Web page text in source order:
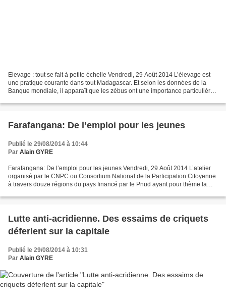
Elevage : tout se fait à petite échelle Vendredi, 29 Août 2014 L’élevage est
une pratique courante dans tout Madagascar. Et selon les données de la
Banque mondiale, il apparaît que les zébus ont une importance particulière
Farafangana: De l’emploi pour les jeunes
Publié le 29/08/2014 à 10:44
Par Alain GYRE
Farafangana: De l’emploi pour les jeunes Vendredi, 29 Août 2014 L’atelier
organisé par le CNPC ou Consortium National de la Participation Citoyenne
à travers douze régions du pays financé par le Pnud ayant pour thème la
Lutte anti-acridienne. Des essaims de criquets
déferlent sur la capitale
Publié le 29/08/2014 à 10:31
Par Alain GYRE